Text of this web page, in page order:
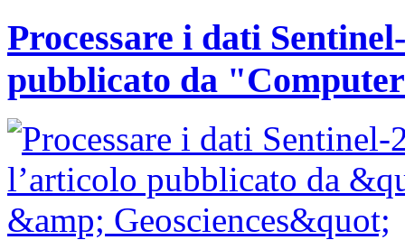
Processare i dati
pubblicato da